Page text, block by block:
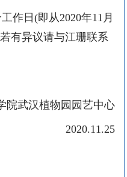
作日(即从2020年11 月
若有异议请与江珊联系
武汉植物园园艺中心
2020.11.25